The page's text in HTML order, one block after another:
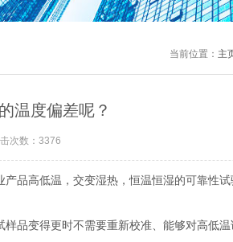
当前位置： 主
温度偏差呢？
次数：3376
高低温，交变湿热，恒温恒湿的可靠性
变得更时不需要重新校准、能够对高低